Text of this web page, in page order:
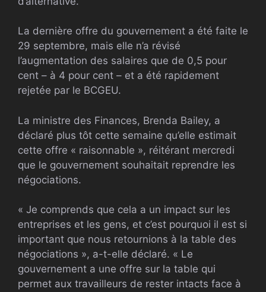
La dernière offre du gouvernement a été faite le
29 septembre, mais elle n’a révisé
l’augmentation des salaires que de 0,5 pour
cent – ​​à 4 pour cent – ​​et a été rapidement
rejetée par le BCGEU.
La ministre des Finances, Brenda Bailey, a
déclaré plus tôt cette semaine qu’elle estimait
cette offre « raisonnable », réitérant mercredi
que le gouvernement souhaitait reprendre les
négociations.
« Je comprends que cela a un impact sur les
entreprises et les gens, et c’est pourquoi il est si
important que nous retournions à la table des
négociations », a-t-elle déclaré. « Le
gouvernement a une offre sur la table qui
permet aux travailleurs de rester intacts face à